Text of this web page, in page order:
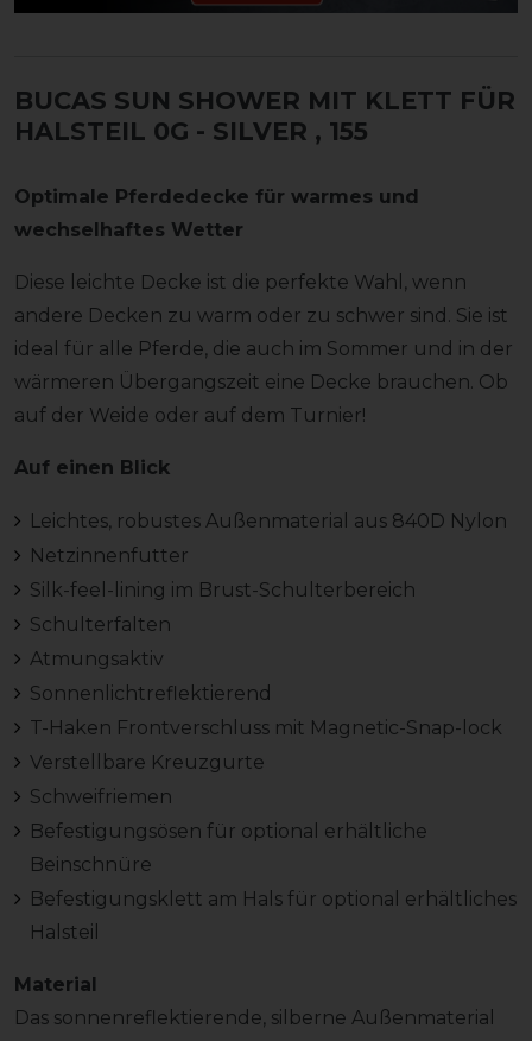
BUCAS SUN SHOWER MIT KLETT FÜR
HALSTEIL 0G - SILVER , 155
Optimale Pferdedecke für warmes und
wechselhaftes Wetter
Diese leichte Decke ist die perfekte Wahl, wenn
andere Decken zu warm oder zu schwer sind. Sie ist
ideal für alle Pferde, die auch im Sommer und in der
wärmeren Übergangszeit eine Decke brauchen. Ob
auf der Weide oder auf dem Turnier!
Auf einen Blick
Leichtes, robustes Außenmaterial aus 840D Nylon
Netzinnenfutter
Silk-feel-lining im Brust-Schulterbereich
Schulterfalten
Atmungsaktiv
Sonnenlichtreflektierend
T-Haken Frontverschluss mit Magnetic-Snap-lock
Verstellbare Kreuzgurte
Schweifriemen
Befestigungsösen für optional erhältliche
Beinschnüre
Befestigungsklett am Hals für optional erhältliches
Halsteil
Material
Das sonnenreflektierende, silberne Außenmaterial